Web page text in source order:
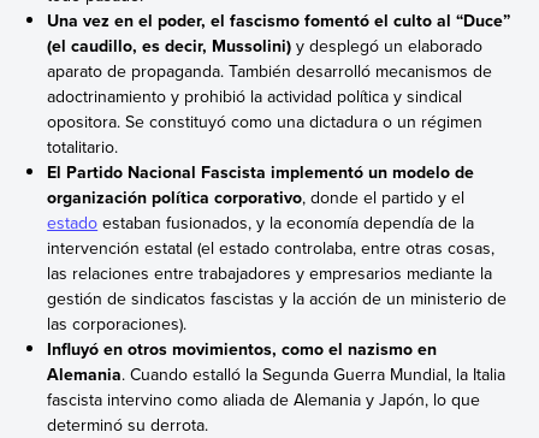
Una vez en el poder, el fascismo fomentó el culto al “Duce”
(el caudillo, es decir, Mussolini)y desplegó un elaborado
aparato de propaganda. También desarrolló mecanismos de
adoctrinamiento y prohibió la actividad política y sindical
opositora. Se constituyó como una dictadura o un régimen
totalitario.
El Partido Nacional Fascista implementó un modelo de
organización política corporativo, donde el partido y el
estado estaban fusionados, y la economía dependía de la
intervención estatal (el estado controlaba, entre otras cosas,
las relaciones entre trabajadores y empresarios mediante la
gestión de sindicatos fascistas y la acción de un ministerio de
las corporaciones).
Influyó en otros movimientos, como el nazismo en
Alemania. Cuando estalló la Segunda Guerra Mundial, la Italia
fascista intervino como aliada de Alemania y Japón, lo que
determinó su derrota.